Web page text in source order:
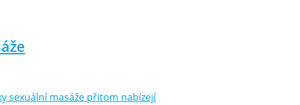
sexuální masáže přitom nabízejí